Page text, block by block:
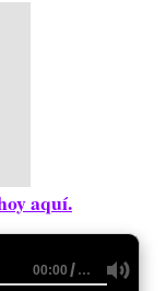
aquí.
00:00 /…